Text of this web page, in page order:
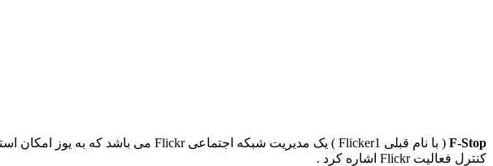
F-Stop
کنترل فعالیت Flickr اشاره کرد .